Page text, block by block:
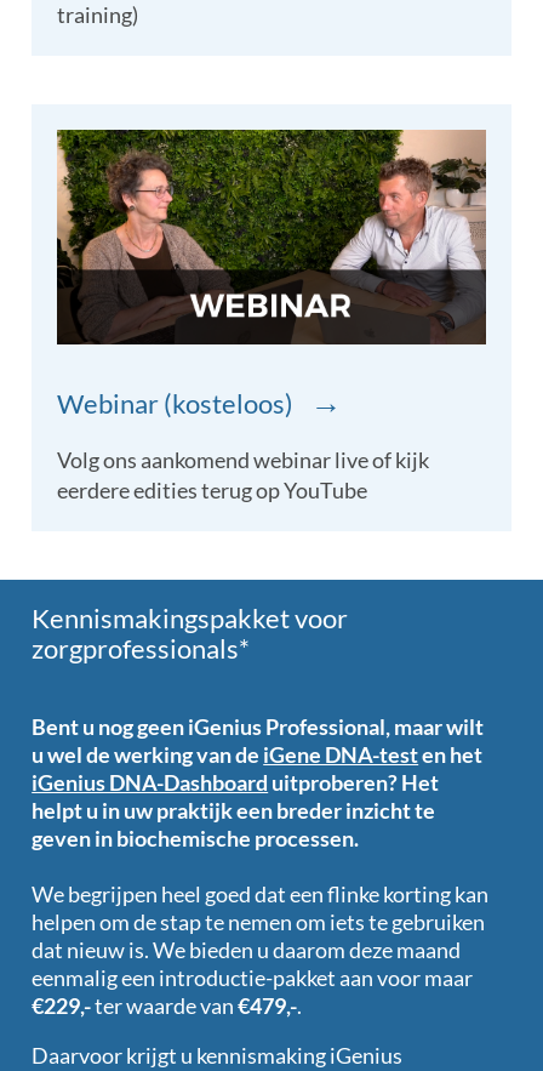
training)
Webinar (kosteloos) →
Volg ons aankomend webinar live of kijk
eerdere edities terug op YouTube
Kennismakingspakket voor
zorgprofessionals*
Bent u nog geen iGenius Professional, maar wilt
u wel de werking van de iGene DNA-testen het
iGenius DNA-Dashboard uitproberen? Het
helpt u in uw praktijk een breder inzicht te
geven in biochemische processen.
We begrijpen heel goed dat een flinke korting kan
helpen om de stap te nemen om iets te gebruiken
dat nieuw is. We bieden u daarom deze maand
eenmalig een introductie-pakket aan voor maar
€229,-ter waarde van€479,-.
Daarvoor krijgt u kennismaking iGenius